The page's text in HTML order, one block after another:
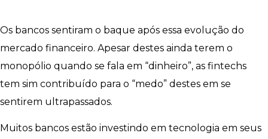
Os bancos sentiram o baque após essa evolução do
mercado financeiro. Apesar destes ainda terem o
monopólio quando se fala em “dinheiro”, as fintechs
tem sim contribuído para o “medo” destes em se
sentirem ultrapassados.
Muitos bancos estão investindo em tecnologia em seus